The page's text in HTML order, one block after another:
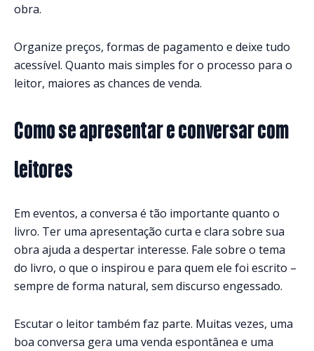
obra.
Organize preços, formas de pagamento e deixe tudo
acessível. Quanto mais simples for o processo para o
leitor, maiores as chances de venda.
Como se apresentar e conversar com
leitores
Em eventos, a conversa é tão importante quanto o
livro. Ter uma apresentação curta e clara sobre sua
obra ajuda a despertar interesse. Fale sobre o tema
do livro, o que o inspirou e para quem ele foi escrito –
sempre de forma natural, sem discurso engessado.
Escutar o leitor também faz parte. Muitas vezes, uma
boa conversa gera uma venda espontânea e uma